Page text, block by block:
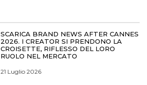
SCARICA BRAND NEWS AFTER CANNES
2026. I CREATOR SI PRENDONO LA
CROISETTE, RIFLESSO DEL LORO
RUOLO NEL MERCATO
21 Luglio 2026